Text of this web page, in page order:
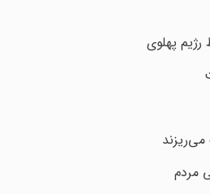
پهلوی
مردم